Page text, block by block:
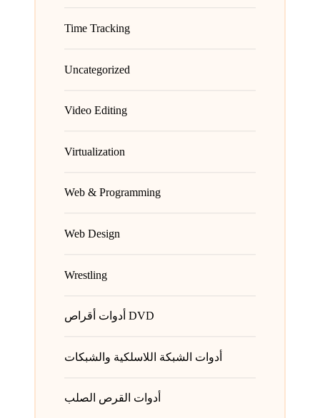
Time Tracking
Uncategorized
Video Editing
Virtualization
Web & Programming
Web Design
Wrestling
أدوات أقراص DVD
أدوات الشبكة اللاسلكية والشبكات
أدوات القرص الصلب